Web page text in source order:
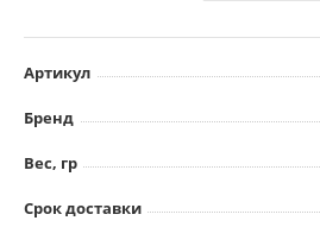
Артикул
Бренд
Вес, гр
Срок доставки